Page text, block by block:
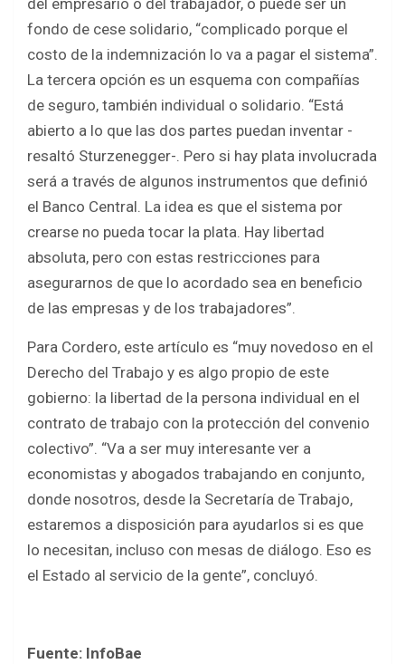
del empresario o del trabajador, o puede ser un
fondo de cese solidario, “complicado porque el
costo de la indemnización lo va a pagar el sistema”.
La tercera opción es un esquema con compañías
de seguro, también individual o solidario. “Está
abierto a lo que las dos partes puedan inventar -
resaltó Sturzenegger-. Pero si hay plata involucrada
será a través de algunos instrumentos que definió
el Banco Central. La idea es que el sistema por
crearse no pueda tocar la plata. Hay libertad
absoluta, pero con estas restricciones para
asegurarnos de que lo acordado sea en beneficio
de las empresas y de los trabajadores”.
Para Cordero, este artículo es “muy novedoso en el
Derecho del Trabajo y es algo propio de este
gobierno: la libertad de la persona individual en el
contrato de trabajo con la protección del convenio
colectivo”. “Va a ser muy interesante ver a
economistas y abogados trabajando en conjunto,
donde nosotros, desde la Secretaría de Trabajo,
estaremos a disposición para ayudarlos si es que
lo necesitan, incluso con mesas de diálogo. Eso es
el Estado al servicio de la gente”, concluyó.
Fuente: InfoBae